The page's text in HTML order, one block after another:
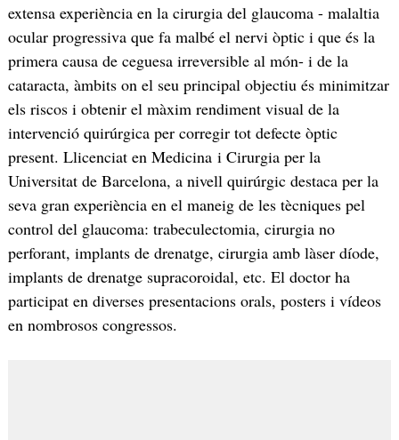
extensa experiència en la cirurgia del glaucoma - malaltia
ocular progressiva que fa malbé el nervi òptic i que és la
primera causa de ceguesa irreversible al món- i de la
cataracta, àmbits on el seu principal objectiu és minimitzar
els riscos i obtenir el màxim rendiment visual de la
intervenció quirúrgica per corregir tot defecte òptic
present. Llicenciat en Medicina i Cirurgia per la
Universitat de Barcelona, a nivell quirúrgic destaca per la
seva gran experiència en el maneig de les tècniques pel
control del glaucoma: trabeculectomia, cirurgia no
perforant, implants de drenatge, cirurgia amb làser díode,
implants de drenatge supracoroidal, etc. El doctor ha
participat en diverses presentacions orals, posters i vídeos
en nombrosos congressos.